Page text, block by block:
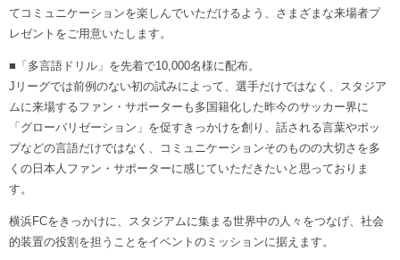
観戦ルール・マナー
フリ丸のページ
サステナビリティ
ホームタウン活動
横浜FCスポーツクラブ
ニッパツ横浜FCシーガルズ
ゲームスチュワード
横浜FC公式オンラインショップ
クラブメンバー
スタータークラブ
スペシャルコンテンツ
オリジナルビール
アカデミー
育成ビジョン
試合日程・結果
アカデミー選手
フェニックスクラブ
サッカースクール
パートナー
あしながドリーム基金
お問い合わせ
お問い合わせ
てコミュニケーションを楽しんでいただけるよう、さまざまな来場者プ
レゼントをご用意いたします。
■「多言語ドリル」を先着で10,000名様に配布。
Jリーグでは前例のない初の試みによって、選手だけではなく、スタジア
ムに来場するファン・サポーターも多国籍化した昨今のサッカー界に
「グローバリゼーション」を促すきっかけを創り、話される言葉やポッ
プなどの言語だけではなく、コミュニケーションそのものの大切さを多
くの日本人ファン・サポーターに感じていただきたいと思っておりま
す。
横浜FCをきっかけに、スタジアムに集まる世界中の人々をつなげ、社会
的装置の役割を担うことをイベントのミッションに据えます。